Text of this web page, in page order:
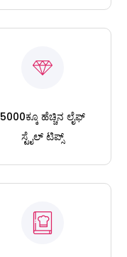
5000ಕ್ಕೂ ಹೆಚ್ಚಿನ ಲೈಫ್
ಸ್ಟೈಲ್ ಟಿಪ್ಸ್